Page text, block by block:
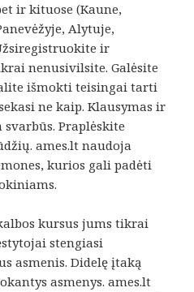
ir kituose (Kaune,
Alytuje,
ir
nenusivilsite. Galėsite
išmokti teisingai tarti
ne kaip. Klausymas ir
Praplėskite
ames.lt naudoja
kurios gali padėti
kursus jums tikrai
stengiasi
asmenis. Didelę įtaką
asmenys. ames.lt